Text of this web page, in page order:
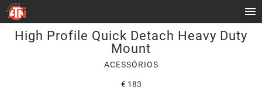
High Profile Quick Detach Heavy Duty
Mount
ACESSÓRIOS
€ 183